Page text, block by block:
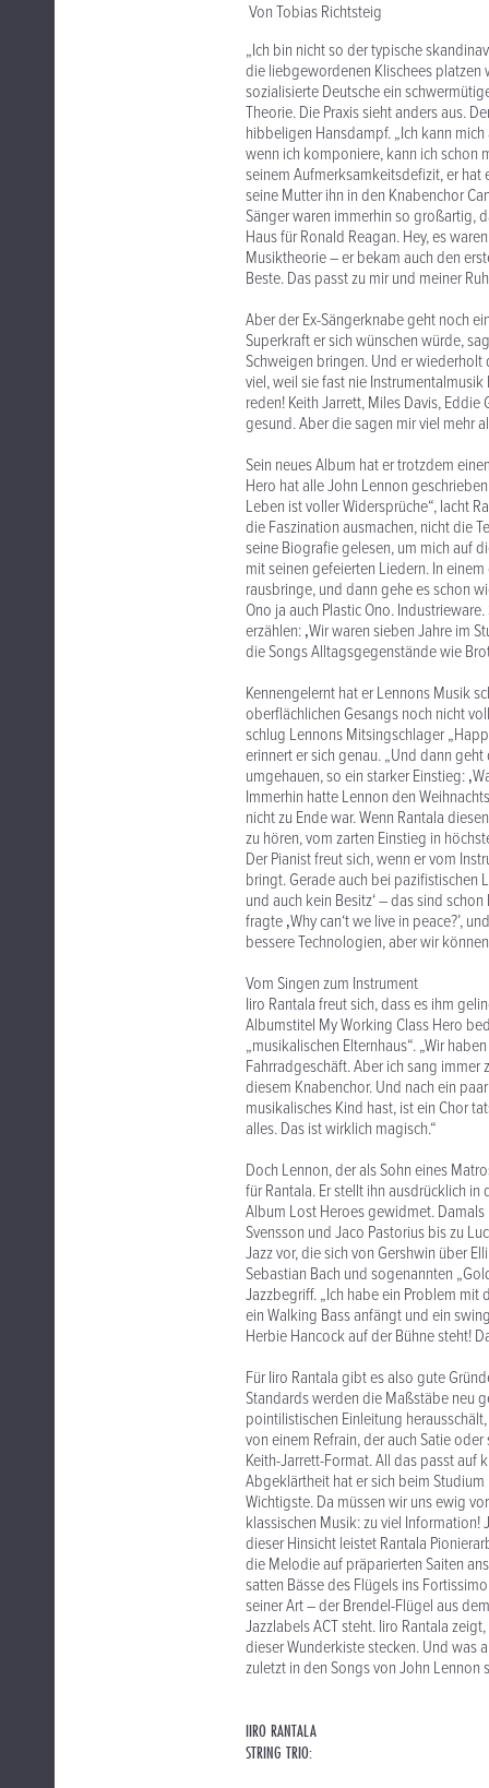
Von Tobias Richtsteig
„Ich bin nicht so der typische
die liebgewordenen Klischees platzen
sozialisierte Deutsche ein
Theorie. Die Praxis sieht anders aus.
hibbeligen Hansdampf. „Ich kann
wenn ich komponiere, kann ich schon
seinem Aufmerksamkeitsdefizit, er
seine Mutter ihn in den Knabenchor
Sänger waren immerhin so großartig,
Haus für Ronald Reagan. Hey, es
Musiktheorie – er bekam auch den
Beste. Das passt zu mir und meiner
Aber der Ex-Sängerknabe geht noch
Superkraft er sich wünschen würde,
Schweigen bringen. Und er wiederholt
viel, weil sie fast nie
reden! Keith Jarrett, Miles Davis,
gesund. Aber die sagen mir viel mehr
Sein neues Album hat er trotzdem
Hero hat alle John Lennon
Leben ist voller Widersprüche“, lacht
die Faszination ausmachen, nicht die
seine Biografie gelesen, um mich auf
mit seinen gefeierten Liedern. In
rausbringe, und dann gehe es schon
Ono ja auch Plastic Ono.
erzählen: ‚Wir waren sieben Jahre im
die Songs Alltagsgegenstände wie
Kennengelernt hat er Lennons Musik
oberflächlichen Gesangs noch nicht
schlug Lennons Mitsingschlager
erinnert er sich genau. „Und dann geht
umgehauen, so ein starker Einstieg:
Immerhin hatte Lennon den
nicht zu Ende war. Wenn Rantala
zu hören, vom zarten Einstieg in
Der Pianist freut sich, wenn er vom
bringt. Gerade auch bei pazifistischen
und auch kein Besitz‘ – das sind
fragte ‚Why can‘t we live in peace?’,
bessere Technologien, aber wir
Vom Singen zum Instrument
Iiro Rantala freut sich, dass es ihm
Albumstitel My Working Class Hero
„musikalischen Elternhaus“. „Wir
Fahrradgeschäft. Aber ich sang
diesem Knabenchor. Und nach ein
musikalisches Kind hast, ist ein Chor
alles. Das ist wirklich magisch.“
Doch Lennon, der als Sohn eines
für Rantala. Er stellt ihn ausdrücklich
Album Lost Heroes gewidmet. Damals
Svensson und Jaco Pastorius bis zu
Jazz vor, die sich von Gershwin über
Sebastian Bach und sogenannten
Jazzbegriff. „Ich habe ein Problem mit
ein Walking Bass anfängt und ein
Herbie Hancock auf der Bühne steht!
Für Iiro Rantala gibt es also gute
Standards werden die Maßstäbe neu
pointilistischen Einleitung
von einem Refrain, der auch Satie
Keith-Jarrett-Format. All das passt auf
Abgeklärtheit hat er sich beim
Wichtigste. Da müssen wir uns ewig
klassischen Musik: zu viel
dieser Hinsicht leistet Rantala
die Melodie auf präparierten Saiten
satten Bässe des Flügels ins
seiner Art – der Brendel-Flügel aus
Jazzlabels ACT steht. Iiro Rantala
dieser Wunderkiste stecken. Und was
zuletzt in den Songs von John Lennon
IIRO RANTALA
STRING TRIO: